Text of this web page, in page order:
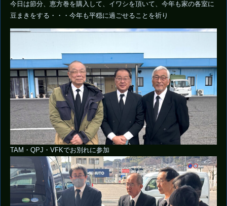
今日は節分、恵方巻を購入して、イワシを頂いて、今年も家の各室に
豆まきをする・・・今年も平穏に過ごせることを祈り
TAM・QPJ・VFKでお別れに参加